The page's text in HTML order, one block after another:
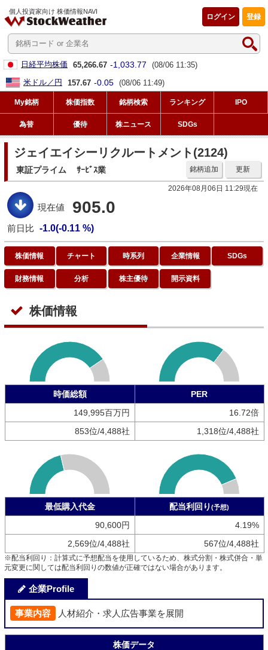
個人投資家向け 株価情報NAVI
登録
ログイン
日経平均株価 65,266.67 -1,033.77
(08/06 11:35)
米ドル／円
157.67 -0.05 (08/06 11:49)
My銘柄 株価指数 銘柄検索 ランキング IPO
為替 優待 株ニュース SDGs
ジェイエイシーリクルートメント(2124)
東証プライム ｻｰﾋﾞｽ業 更新
銘柄追加
2026年08月06日 11:29現在
現在値 905.0
前日比 -1.0(-0.11 %)
株価情報 チャート 時系列 企業情報 SDGs
財務情報 分析 株主優待 開示資料
株価情報
時価総額
PER
149,995百万円
16.72倍
853位/4,488社
1,318位/4,488社
最低購入代金 配当利回り (予想)
90,600円
4.19%
2,569位/4,488社
567位/4,488社
※配当利回り：計算式に予想配当を使用しているため、株式分割・株式併合・単
元変更に関しては配当利回りの数値が正確ではない場合があります。
企業Profile
事業内容 人材紹介・求人広告事業を展開
株価データ